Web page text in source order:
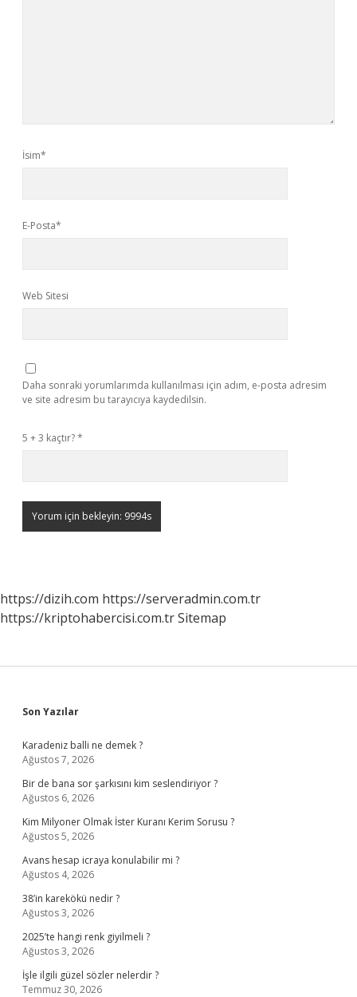
İsim*
E-Posta*
Web Sitesi
Daha sonraki yorumlarımda kullanılması için adım, e-posta adresim
ve site adresim bu tarayıcıya kaydedilsin.
5 + 3 kaçtır?*
https://dizih.com https://serveradmin.com.tr
https://kriptohabercisi.com.trSitemap
Sidebar
Son Yazılar
Karadeniz balli ne demek ?
Ağustos 7, 2026
Bir de bana sor şarkısını kim seslendiriyor ?
Ağustos 6, 2026
Kim Milyoner Olmak İster Kuranı Kerim Sorusu ?
Ağustos 5, 2026
Avans hesap icraya konulabilir mi ?
Ağustos 4, 2026
38’in karekökü nedir ?
Ağustos 3, 2026
2025’te hangi renk giyilmeli ?
Ağustos 3, 2026
İşle ilgili güzel sözler nelerdir ?
Temmuz 30, 2026